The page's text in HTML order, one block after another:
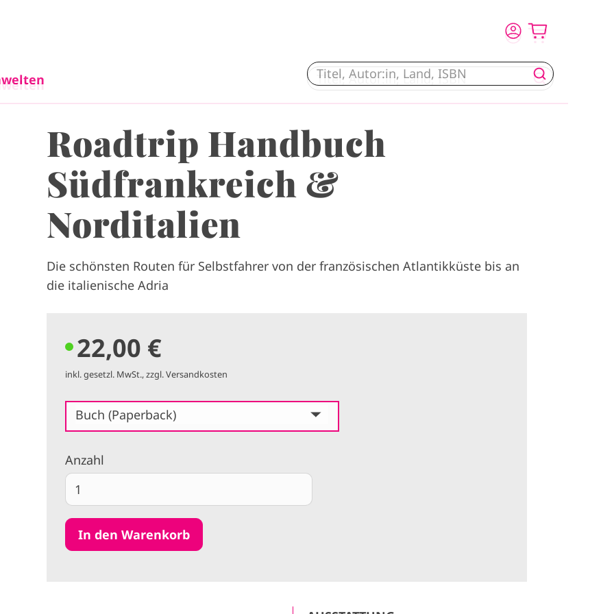
Roadtrip Handbuch
Südfrankreich &
Norditalien
Die schönsten Routen für Selbstfahrer von der französischen Atlantikküste bis an
die italienische Adria
22,00 €
inkl. gesetzl. MwSt., zzgl. Versandkosten
Buch (Paperback)
Anzahl